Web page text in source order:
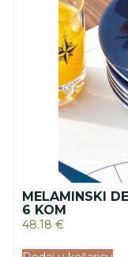
MELAMINSKI
6 KOM
48.18 €